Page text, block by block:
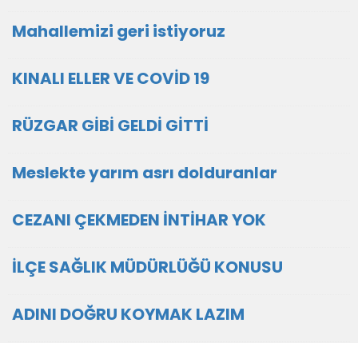
Mahallemizi geri istiyoruz
KINALI ELLER VE COVİD 19
RÜZGAR GİBİ GELDİ GİTTİ
Meslekte yarım asrı dolduranlar
CEZANI ÇEKMEDEN İNTİHAR YOK
İLÇE SAĞLIK MÜDÜRLÜĞÜ KONUSU
ADINI DOĞRU KOYMAK LAZIM